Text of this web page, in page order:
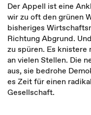
Der Appell ist eine
wir zu oft den grünen
bisheriges
Richtung Abgrund.
zu spüren. Es knistere
an vielen Stellen. Die
aus, sie bedrohe
es Zeit für einen
Gesellschaft.